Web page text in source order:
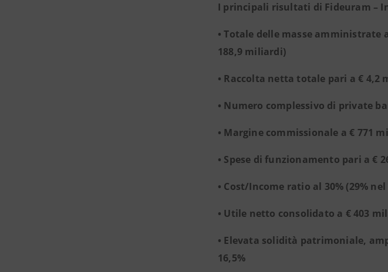
I principali risultati di Fideuram –
• Totale delle masse amministrate
188,9 miliardi)
• Raccolta netta totale pari a € 4,2
• Numero complessivo di private
• Margine commissionale a € 771
• Spese di funzionamento pari a €
• Cost/Income ratio al 30% (29%
• Utile netto consolidato a € 403
• Elevata solidità patrimoniale,
16,5%